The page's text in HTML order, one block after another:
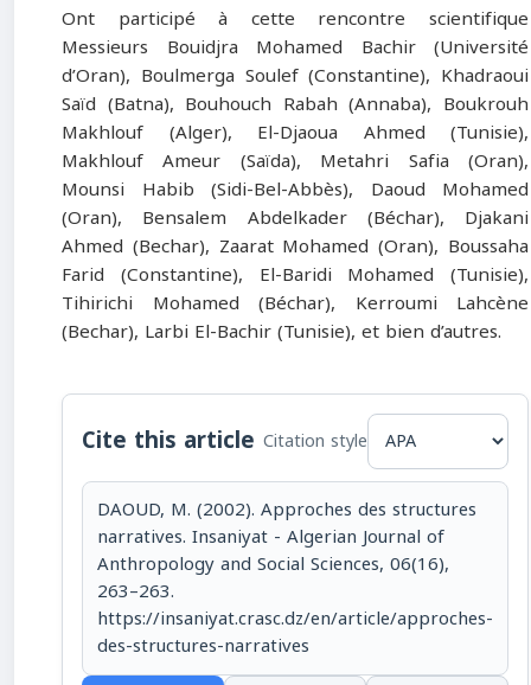
Ont participé à cette rencontre scientifique
Messieurs Bouidjra Mohamed Bachir (Université
d’Oran), Boulmerga Soulef (Constantine), Khadraoui
Saïd (Batna), Bouhouch Rabah (Annaba), Boukrouh
Makhlouf (Alger), El-Djaoua Ahmed (Tunisie),
Makhlouf Ameur (Saïda), Metahri Safia (Oran),
Mounsi Habib (Sidi-Bel-Abbès), Daoud Mohamed
(Oran), Bensalem Abdelkader (Béchar), Djakani
Ahmed (Bechar), Zaarat Mohamed (Oran), Boussaha
Farid (Constantine), El-Baridi Mohamed (Tunisie),
Tihirichi Mohamed (Béchar), Kerroumi Lahcène
(Bechar), Larbi El-Bachir (Tunisie), et bien d’autres.
Cite this article Citation style
DAOUD, M. (2002). Approches des structures
narratives. Insaniyat - Algerian Journal of
Anthropology and Social Sciences, 06(16),
263–263.
https://insaniyat.crasc.dz/en/article/approches-
des-structures-narratives